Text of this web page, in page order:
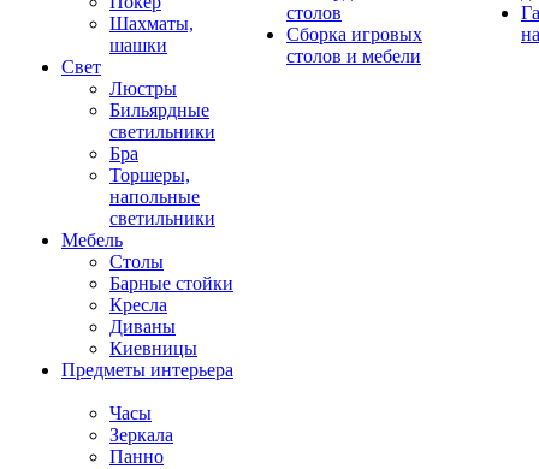
Шахматы,
шашки
Свет
Люстры
Бильярдные
светильники
Бра
Торшеры,
напольные
светильники
Мебель
Столы
Барные стойки
Кресла
Диваны
Киевницы
Предметы интерьера
Часы
Зеркала
Панно
столов
Сборка игровых
столов и мебели